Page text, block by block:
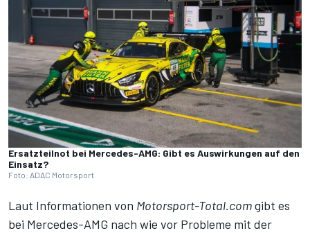
Ersatzteilnot bei Mercedes-AMG: Gibt es Auswirkungen auf den
Einsatz?
Foto: ADAC Motorsport
Laut Informationen von Motorsport-Total.comgibt es
bei Mercedes-AMG nach wie vor Probleme mit der